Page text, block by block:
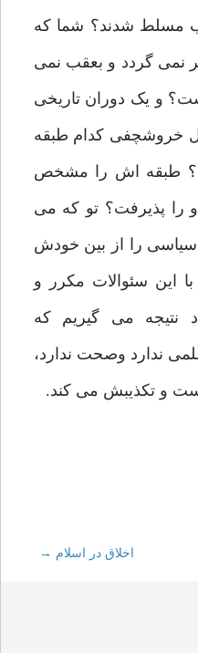
مسلط شدند؟ شما که
نمی گردد و بعقب نمی
و یک دوران تاریخی
خروشچفی کدام طبقه
طبقه اش را مشخص
را پذیرفت؟ تو که می
سیاسی را از بین خودش
با این سئوالات مکرر و
نتیجه می گیریم که
ندارد وصحت ندارد،
و تکذیبش می کند.
اخلاق در اسلام →